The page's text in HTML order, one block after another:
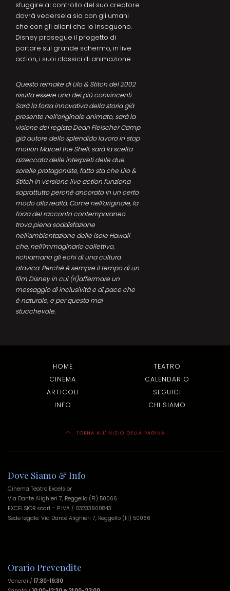
sfuggire al controllo del suo creatore
dovrà vedersela sia con gli umani
che con gli alieni che lo inseguono.
Disney prosegue il progetto di
portare sul grande schermo, in live
action, i suoi classici di animazione.
Questo remake di Lilo & Stitch del 2002
risulta essere uno dei più convincenti.
Sarà la forza innovativa della storia già
presente nell’originale animato, sarà la
visione del regista Dean Fleischer Camp
già autore dello splendido lavoro in stop
motion Marcel the Shell, sarà la scelta
azzeccata delle interpreti delle due
sorelle protagoniste, fatto sta che Lilo &
Stitch in versione live action funziona
soprattutto perché ancorato in un certo
modo alla realtà. Come nell’originale, la
forza del racconto contemporaneo
trova piena soddisfazione
nell’ambientazione delle isole Hawaii
che, nell’immaginario collettivo,
richiamano gli echi di una cultura
atavica. Perché è sempre il tempo di un
film Disney in cui (ri)affermare un
messaggio di inclusività e di pace che
è naturale, e per questo mai
stucchevole.
HOME
TEATRO
CINEMA
CALENDARIO
ARTICOLI
SEGUICI
INFO
CHI SIAMO
TORNA ALL'INIZIO DELLA PAGINA
Dove Siamo & Info
Cinema Teatro Excelsior
Via Dante Alighieri 7, Reggello (FI) 50066
EXCELSIOR scarl – P.IVA / 03233900843
Sede legale: Via Dante Alighieri 7, Reggello (FI) 50066
Orario Prevendite
Venerdì / 17:30-19:30